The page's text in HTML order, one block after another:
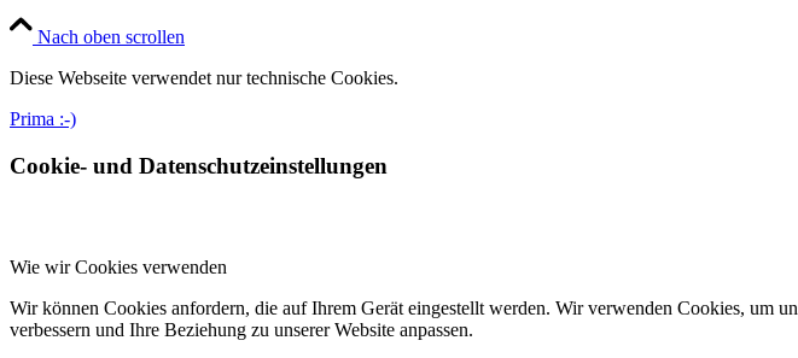
Nach oben scrollen
Diese Webseite verwendet nur technische Cookies.
Prima :-)
Cookie- und Datenschutzeinstellungen
Wie wir Cookies verwenden
Wir können Cookies anfordern, die auf Ihrem Gerät eingestellt werden. Wir verwenden Cookies, um
verbessern und Ihre Beziehung zu unserer Website anpassen.